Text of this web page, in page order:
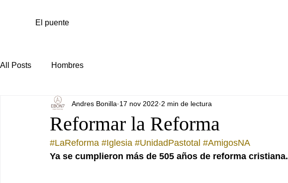
El puente
All Posts Hombres
Reformar la Reforma
Andres Bonilla 17 nov 2022 2 min de lectura
#LaReforma #Iglesia #UnidadPastotal #AmigosNA
Ya se cumplieron más de 505 años de reforma cristiana.